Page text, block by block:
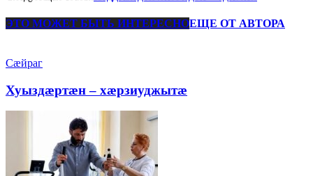
ЭТО МОЖЕТ БЫТЬ ИНТЕРЕСНОЕЩЕ ОТ АВТОРА
Сæйраг
Хуыздæртæн – хæрзиуджытæ